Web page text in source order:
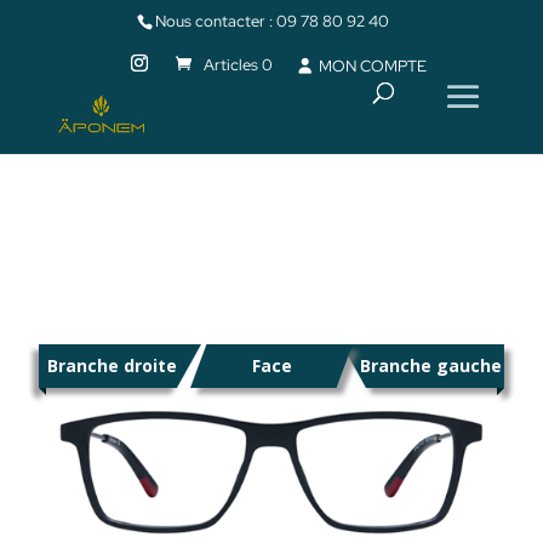
Nous contacter :09 78 80 92 40
Articles 0 MON COMPTE
Branche droite Branche gauche
Face